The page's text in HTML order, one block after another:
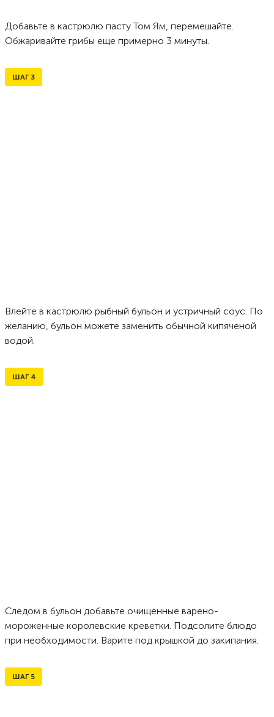
Добавьте в кастрюлю пасту Том Ям, перемешайте.
Обжаривайте грибы еще примерно 3 минуты.
ШАГ 3
Влейте в кастрюлю рыбный бульон и устричный соус. По
желанию, бульон можете заменить обычной кипяченой
водой.
ШАГ 4
Следом в бульон добавьте очищенные варено-
мороженные королевские креветки. Подсолите блюдо
при необходимости. Варите под крышкой до закипания.
ШАГ 5